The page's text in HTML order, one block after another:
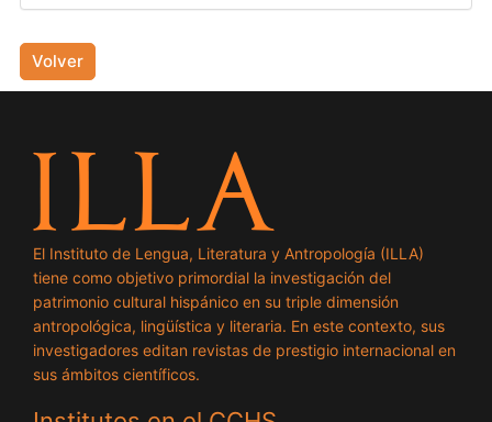
Volver
El Instituto de Lengua, Literatura y Antropología (ILLA)
tiene como objetivo primordial la investigación del
patrimonio cultural hispánico en su triple dimensión
antropológica, lingüística y literaria. En este contexto, sus
investigadores editan revistas de prestigio internacional en
sus ámbitos científicos.